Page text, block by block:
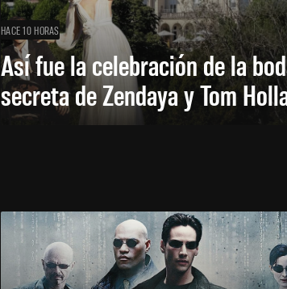
HACE 10 HORAS
Así fue la celebración de la
secreta de Zendaya y Tom